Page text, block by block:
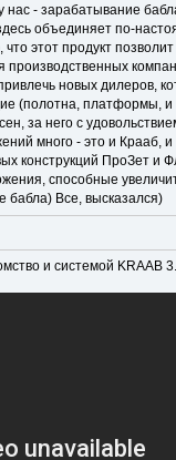
- зарабатывание
объединяет по-
этот продукт
новых дилеров,
(полотна, платформы, и
за него с
много - это и Крааб,
конструкций ПроЗет и
способные
бабла) Все, высказался)
и системой KRAAB